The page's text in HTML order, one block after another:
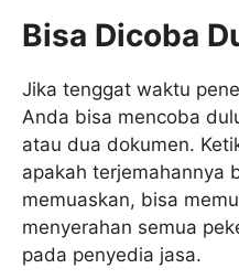
Bisa Dicoba
Jika tenggat waktu
Anda bisa mencoba
atau dua dokumen.
apakah terjemahannya
memuaskan, bisa
menyerahan semua
pada penyedia jasa.